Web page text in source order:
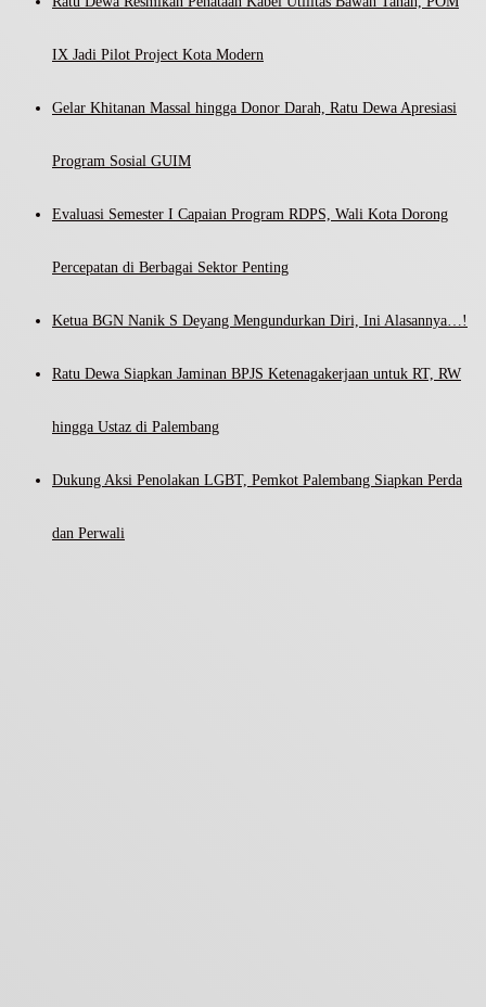
IX Jadi Pilot Project Kota Modern
Gelar Khitanan Massal hingga Donor Darah, Ratu Dewa Apresiasi
Program Sosial GUIM
Evaluasi Semester I Capaian Program RDPS, Wali Kota Dorong
Percepatan di Berbagai Sektor Penting
Ketua BGN Nanik S Deyang Mengundurkan Diri, Ini Alasannya…!
Ratu Dewa Siapkan Jaminan BPJS Ketenagakerjaan untuk RT, RW
hingga Ustaz di Palembang
Dukung Aksi Penolakan LGBT, Pemkot Palembang Siapkan Perda
dan Perwali